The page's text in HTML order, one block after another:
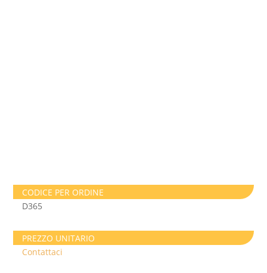
CODICE PER ORDINE
D365
PREZZO UNITARIO
Contattaci